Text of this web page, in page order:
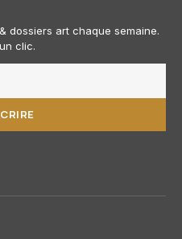
dossiers art chaque semaine.
clic.